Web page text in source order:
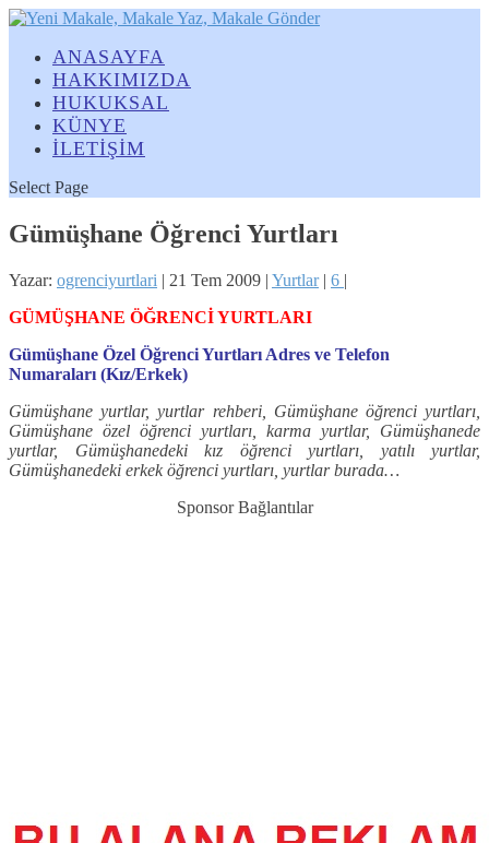
ANASAYFA
HAKKIMIZDA
HUKUKSAL
KÜNYE
İLETİŞİM
Select Page
Gümüşhane Öğrenci Yurtları
Yazar: ogrenciyurtlari | 21 Tem 2009 | Yurtlar| 6 |
GÜMÜŞHANE ÖĞRENCİ YURTLARI
Gümüşhane Özel Öğrenci Yurtları Adres ve Telefon
Numaraları (Kız/Erkek)
Gümüşhane yurtlar, yurtlar rehberi, Gümüşhane öğrenci yurtları,
Gümüşhane özel öğrenci yurtları, karma yurtlar, Gümüşhanede
yurtlar, Gümüşhanedeki kız öğrenci yurtları, yatılı yurtlar,
Gümüşhanedeki erkek öğrenci yurtları, yurtlar burada…
Sponsor Bağlantılar